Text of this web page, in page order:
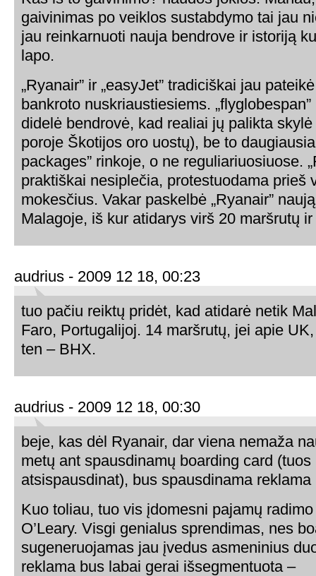
gaivinimas po veiklos sustabdymo tai jau
jau reinkarnuoti nauja bendrove ir istoriją
lapo.
„Ryanair” ir „easyJet” tradiciškai jau
bankroto nuskriaustiesiems.
didelė bendrovė, kad realiai jų palikta
poroje Škotijos oro uostų), be to
packages” rinkoje, o ne reguliariuosiuose.
praktiškai nesiplečia, protestuodama prieš
mokesčius. Vakar paskelbė „Ryanair”
Malagoje, iš kur atidarys virš 20 maršrutų
audrius - 2009 12 18, 00:23
tuo pačiu reiktų pridėt, kad atidarė netik
Faro, Portugalijoj. 14 maršrutų, jei apie
ten – BHX.
audrius - 2009 12 18, 00:30
beje, kas dėl Ryanair, dar viena nemaža
metų ant spausdinamų boarding card
atsispausdinat), bus spausdinama reklama
Kuo toliau, tuo vis įdomesni pajamų
O’Leary. Visgi genialus sprendimas, nes
sugeneruojamas jau įvedus asmeninius
reklama bus labai gerai išsegmentuota –